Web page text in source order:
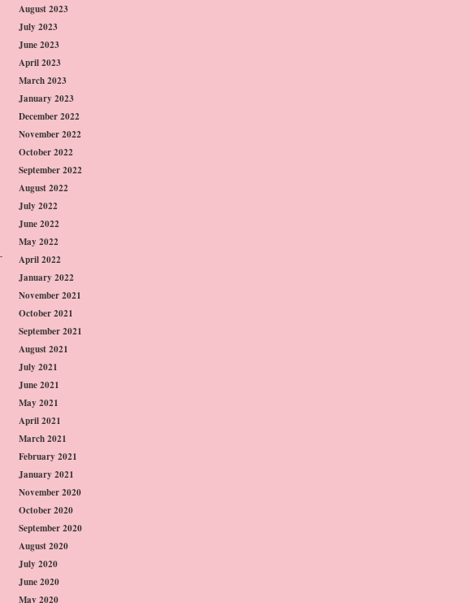
August 2023
July 2023
June 2023
April 2023
March 2023
January 2023
December 2022
November 2022
October 2022
September 2022
August 2022
July 2022
June 2022
May 2022
April 2022
January 2022
November 2021
October 2021
September 2021
August 2021
July 2021
June 2021
May 2021
April 2021
March 2021
February 2021
January 2021
November 2020
October 2020
September 2020
August 2020
July 2020
June 2020
May 2020